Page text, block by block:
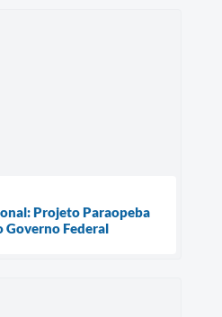
Projeto Paraopeba
Governo Federal